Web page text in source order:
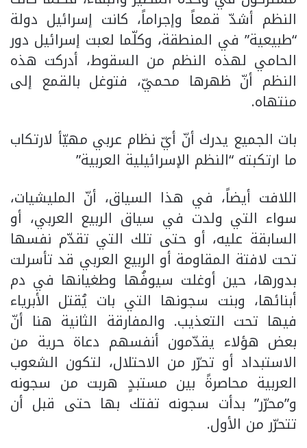
النظم أشدّ قمعاً وإجراماً، كانت إسرائيل دولة
“طبيعية” في المنطقة، وكلّما لعبت إسرائيل دور
الحامي لهذه النظم من السقوط، أدركت هذه
النظم أنّ ظهرها محميّ، فتوغل بالقمع إلى
منتهاه.
بات الجميع يدرك أنّ أيّ نظام عربي مهيّأ لارتكاب
ما ارتكبته “النظم الإسرائيلية العربية”
اللافت أيضاً، في هذا السياق، أنّ المليشيات،
سواء التي ولدت في سياق الربيع العربي، أو
السابقة عليه، أو حتى تلك التي تقدّم نفسها
تحت لافتة المقاومة أو الربيع العربي قد تأسرلت
بدورها، حين أوغلت سيوفُها وطغيانها في دم
أبنائها، وبنت سجونها التي بات يُقتل الأبرياء
فيها تحت التعذيب. والمفارقة الثانية هنا أنّ
بعض هؤلاء يقدّمون أنفسهم دعاة حرية من
الاستبداد أو تحرّر من الاحتلال، لتكون الشعوب
العربية محاصرةً بين مستبدٍ هربت من سجونه
و”محرّر” بدأت سجونه تفتك بها حتى قبل أن
تتحرّر من الأول.